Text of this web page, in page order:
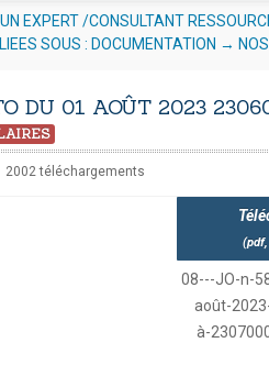
AVIS AUX OPÉRATEURS
SOUS : DOCUMENTATION →
DU 01 AOÛT 2023
2002 téléchargements
(pdf,
08---JO-n-
août-
à-